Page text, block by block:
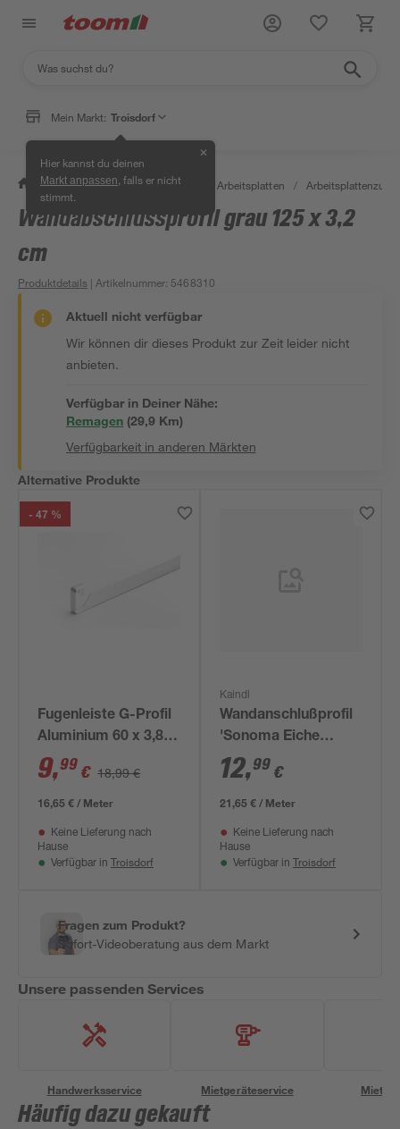
Mein Markt: Troisdorf
Hier kannst du deinen
Markt anpassen , falls er nicht
stimmt.
✕
/ Bauen & Renovieren / Holz Arbeitsplatten /
Wandabschlussprofil grau 125 x 3,2
cm
Produktdetails | Artikelnummer: 5468310
Aktuell nicht verfügbar
Wir können dir dieses Produkt zur Zeit leider nicht
anbieten.
Verfügbar in Deiner Nähe:
Remagen (29,9 Km)
Verfügbarkeit in anderen Märkten
Alternative Produkte
- 47 %
Fugenleiste G-Profil
Aluminium 60 x 3,8 x
1,2 cm
9,99 € 18,99 €
16,65 € / Meter
Keine Lieferung nach
Hause
Verfügbar in Troisdorf
Kaindl
Wandanschlußprofil
'Sonoma Eiche
34038' hellbraun 600
x 16 x 28 mm
12,99 €
21,65 € / Meter
Keine Lieferung nach
Hause
Verfügbar in Troisdorf
Fragen zum Produkt?
Sofort-Videoberatung aus dem Markt
Unsere passenden Services
Handwerksservice Mietgeräteservice
Häufig dazu gekauft